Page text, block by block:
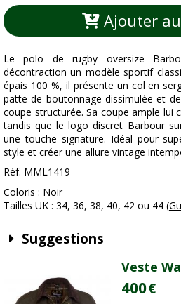
Ajouter
Le polo de rugby oversize
décontraction un modèle sportif
épais 100 %, il présente un col en
patte de boutonnage dissimulée et
coupe structurée. Sa coupe ample lui
tandis que le logo discret Barbour
une touche signature. Idéal pour
style et créer une allure vintage
Réf. MML1419
Coloris : Noir
Tailles UK : 34, 36, 38, 40, 42 ou 44 (
Suggestions
Veste
400€